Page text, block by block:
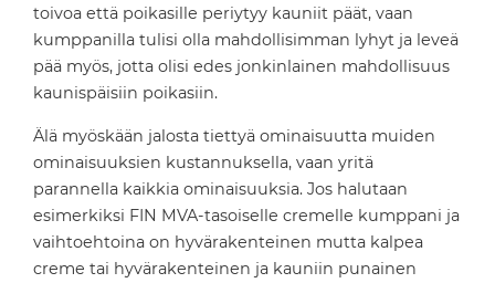
toivoa että poikasille periytyy kauniit päät, vaan
kumppanilla tulisi olla mahdollisimman lyhyt ja leveä
pää myös, jotta olisi edes jonkinlainen mahdollisuus
kaunispäisiin poikasiin.
Älä myöskään jalosta tiettyä ominaisuutta muiden
ominaisuuksien kustannuksella, vaan yritä
parannella kaikkia ominaisuuksia. Jos halutaan
esimerkiksi FIN MVA-tasoiselle cremelle kumppani ja
vaihtoehtoina on hyvärakenteinen mutta kalpea
creme tai hyvärakenteinen ja kauniin punainen